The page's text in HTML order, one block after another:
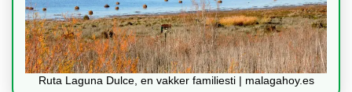
Ruta Laguna Dulce, en vakker familiesti | malagahoy.es